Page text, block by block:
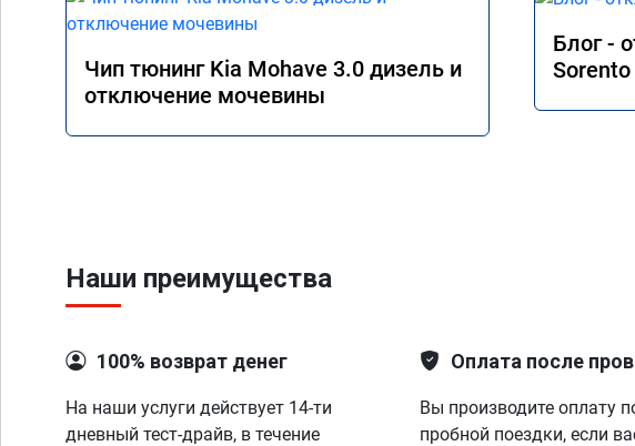
Чип тюнинг Kia Mohave 3.0 дизель и
отключение мочевины
Блог -
Наши преимущества
100% возврат денег
На наши услуги действует 14-ти
дневный тест-драйв, в течение
Оплата после
Вы производите оплату
пробной поездки, если